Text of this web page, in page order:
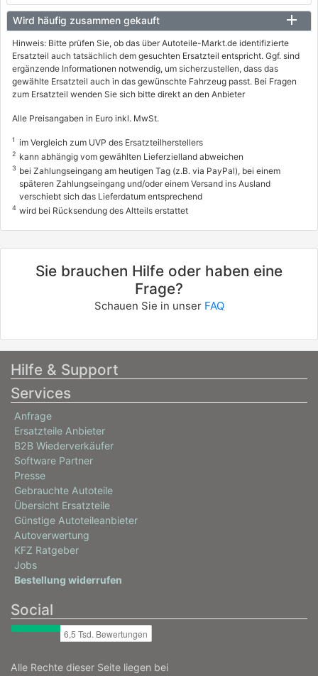
Wird häufig zusammen gekauft
Hinweis: Bitte prüfen Sie, ob das über Autoteile-Markt.de identifizierte
Ersatzteil auch tatsächlich dem gesuchten Ersatzteil entspricht. Ggf. sind
ergänzende Informationen notwendig, um sicherzustellen, dass das
gewählte Ersatzteil auch in das gewünschte Fahrzeug passt. Bei Fragen
zum Ersatzteil wenden Sie sich bitte direkt an den Anbieter
Alle Preisangaben in Euro inkl. MwSt.
1 im Vergleich zum UVP des Ersatzteilherstellers
2 kann abhängig vom gewählten Lieferzielland abweichen
3 bei Zahlungseingang am heutigen Tag (z.B. via PayPal), bei einem
späteren Zahlungseingang und/oder einem Versand ins Ausland
verschiebt sich das Lieferdatum entsprechend
4 wird bei Rücksendung des Altteils erstattet
Sie brauchen Hilfe oder haben eine
Frage?
Schauen Sie in unser FAQ
Hilfe & Support
Services
Anfrage
Ersatzteile Anbieter
B2B Wiederverkäufer
Software Partner
Presse
Gebrauchte Autoteile
Übersicht Ersatzteile
Günstige Autoteileanbieter
Autoverwertung
KFZ Ratgeber
Jobs
Bestellung widerrufen
Social
Alle Rechte dieser Seite liegen bei